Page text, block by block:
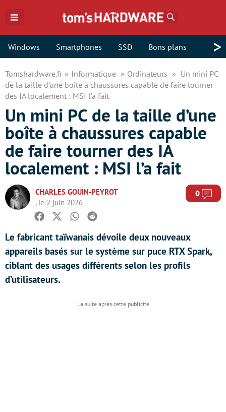
Windows Smartphones SSD Bons plans >
Tomshardware.fr Informatique Ordinateurs
Un mini PC
de la taille d’une boîte à chaussures capable de faire tourner
des IA localement : MSI l’a fait
Un mini PC de la taille d’une
boîte à chaussures capable
de faire tourner des IA
localement : MSI l’a fait
CHARLES GOUIN-PEYROT
, le 2 juin 2026
0
Facebook
TwitterWhatsapp
Reddit
Le fabricant taïwanais dévoile deux nouveaux
appareils basés sur le système sur puce RTX Spark,
ciblant des usages différents selon les profils
d’utilisateurs.